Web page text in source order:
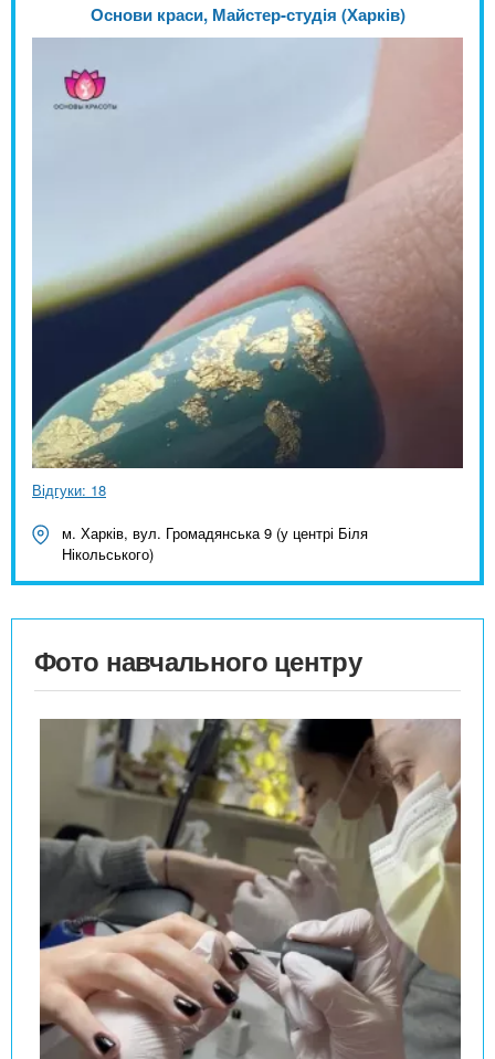
Основи краси, Майстер-студія (Харків)
Відгуки: 18
м. Харків, вул. Громадянська 9 (у центрі Біля
Нікольського)
Фото навчального центру